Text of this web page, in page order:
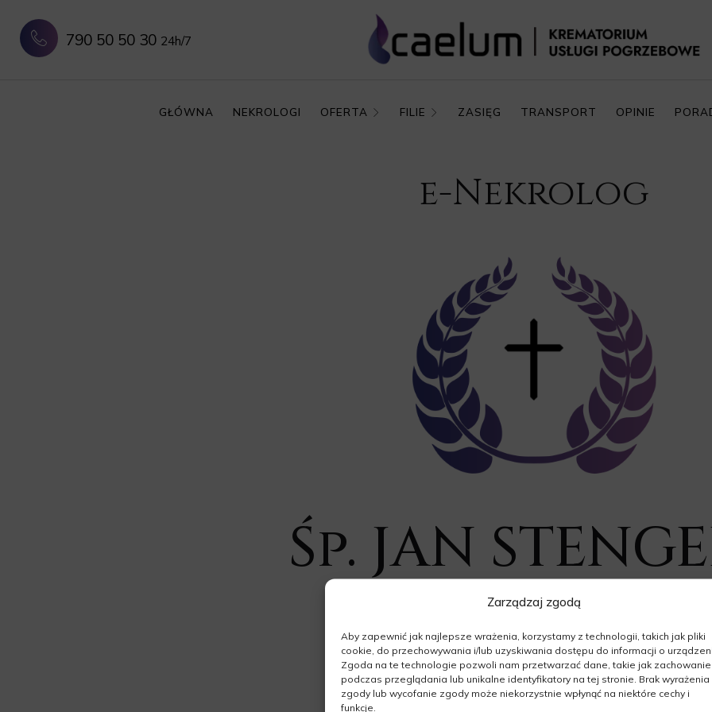
Zarządzaj zgodą
Aby zapewnić jak najlepsze wrażenia, korzystamy z technologii, takich jak pliki
cookie, do przechowywania i/lub uzyskiwania dostępu do informacji o
Zgoda na te technologie pozwoli nam przetwarzać dane, takie jak zachowanie
podczas przeglądania lub unikalne identyfikatory na tej stronie. Brak wyrażenia
zgody lub wycofanie zgody może niekorzystnie wpłynąć na niektóre cechy i
funkcje.
790 50 50 30 24h/7
GŁÓWNA NEKROLOGI OFERTA FILIE ZASIĘG TRANSPORT OPINIE
e-Nekrolog
Śp. JAN
10.10.1936 - 01.01.2026
Wiek: 89 lat